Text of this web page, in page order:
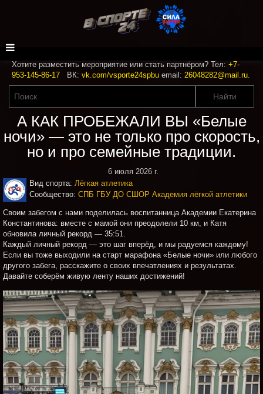
Хотите разместить мероприятие или стать партнёром? Тел: +7-
953-145-86-17 ВК: vk.com/vsporte24spbu email: 26048282@mail.ru.
А КАК ПРОБЕЖАЛИ ВЫ «Белые
ночи» — это не только про скорость,
но и про семейные традиции.
6 июля 2026 г.
Вид спорта: Лёгкая атлетика
Сообщество: СПБ ГБУ ДО СШОР Академия лёгкой атлетики
Своим забегом с нами поделилась воспитанница Академии Екатерина
Константинова: вместе с мамой они преодолели 10 км, и Катя
обновила личный рекорд — 35:51.
Каждый личный рекорд — это шаг вперёд, и мы радуемся каждому!
Если вы тоже выходили на старт марафона «Белые ночи» или любого
другого забега, расскажите о своих впечатлениях и результатах.
Давайте соберём живую ленту наших достижений!